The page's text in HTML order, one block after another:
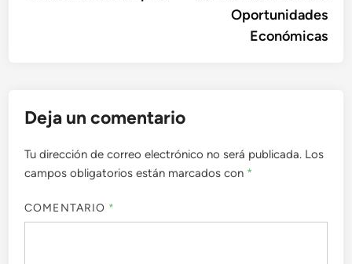
Oportunidades
Económicas
Deja un comentario
Tu dirección de correo electrónico no será publicada. Los
campos obligatorios están marcados con *
COMENTARIO *